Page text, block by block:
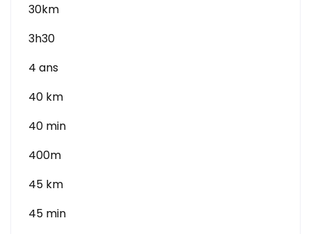
30km
3h30
4 ans
40 km
40 min
400m
45 km
45 min